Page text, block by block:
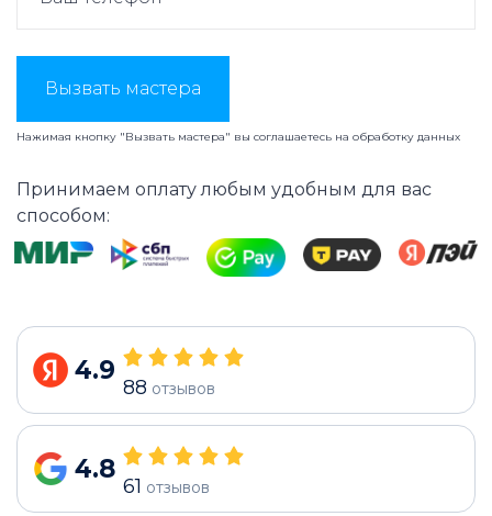
Вызвать мастера
Нажимая кнопку "Вызвать мастера" вы соглашаетесь на обработку данных
Принимаем оплату любым удобным для вас
способом:
4.9
88 отзывов
4.8
61 отзывов